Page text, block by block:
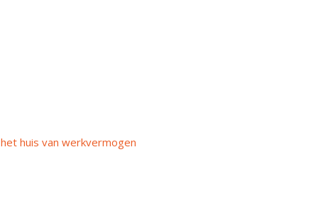
huis van werkvermogen